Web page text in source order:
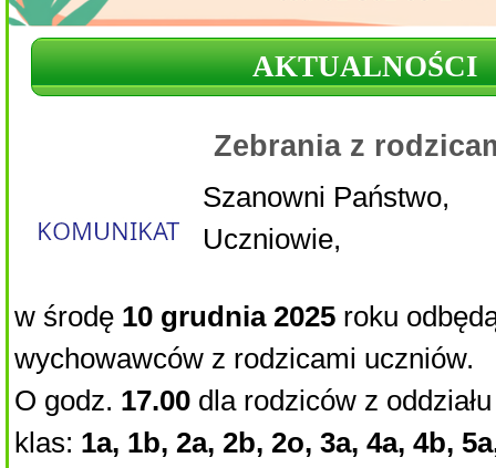
AKTUALNOŚCI
Zebrania z
Szanowni Państwo,
Uczniowie,
w środę 10 grudnia 2025 roku
wychowawców z rodzicami uczniów.
O godz. 17.00 dla rodziców z
klas: 1a, 1b, 2a, 2b, 2o, 3a, 4a, 4b,